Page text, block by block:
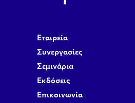
Εταιρεία
Συνεργασίες
Σεμινάρια
Εκδόσεις
Επικοινωνία